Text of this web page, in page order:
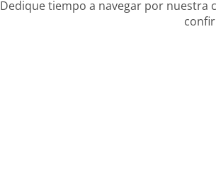
Dedique tiempo a navegar por nuestra